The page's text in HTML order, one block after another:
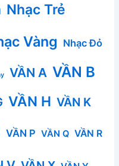
Nhạc Trẻ
Vàng Nhạc Đỏ
VẦN A VẦN B
VẦN H VẦN K
VẦN P VẦN Q VẦN R